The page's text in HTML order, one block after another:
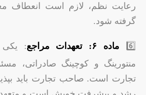
رعایت نظم، لازم است انعطاف
گرفته شود.
6️⃣ ماده ۶: تعهدات مراجع
: یکی
منتورینگ و کوچینگ صادراتی،
تجارت است. صاحب تجارت باید